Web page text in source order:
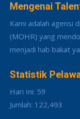
Mengenai
Kami adalah agensi
(MOHR) yang
menjadi hab bakat
Statistik
Hari Ini: 59
Jumlah: 122,493